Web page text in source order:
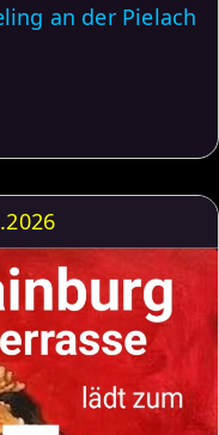
an der Pielach